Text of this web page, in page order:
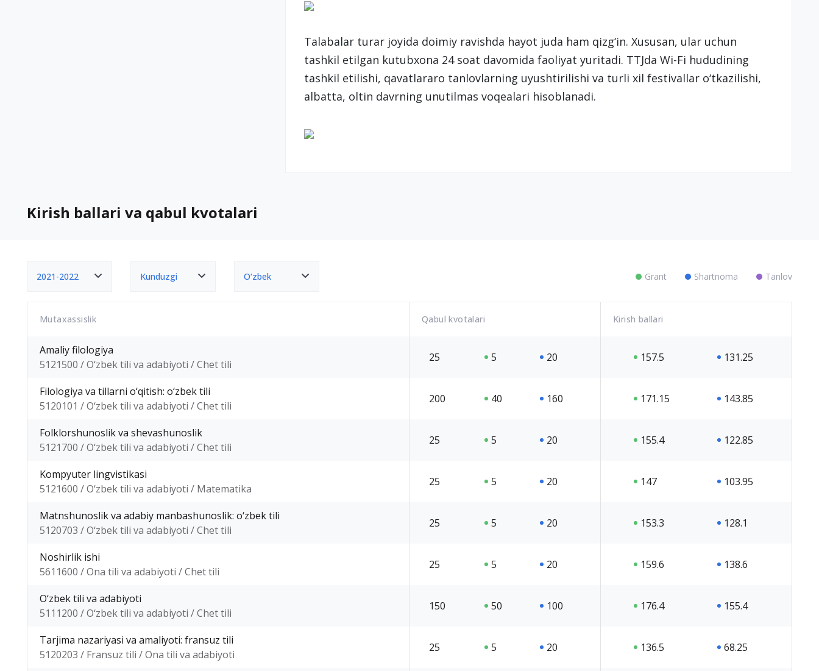
Talabalar turar joyida doimiy ravishda hayot juda ham qizg‘in. Xususan, ular uchun
tashkil etilgan kutubxona 24 soat davomida faoliyat yuritadi. TTJda Wi-Fi hududining
tashkil etilishi, qavatlararo tanlovlarning uyushtirilishi va turli xil festivallar o‘tkazilishi,
albatta, oltin davrning unutilmas voqealari hisoblanadi.
Kirish ballari va qabul kvotalari
2021-2022 Kunduzgi O‘zbek Grant Shartnoma Tanlov
Mutaxassislik Qabul kvotalari Kirish ballari
Amaliy filologiya
5121500 / O‘zbek tili va adabiyoti / Chet tili
25 5 20 157.5 131.25
Filologiya va tillarni o‘qitish: o‘zbek tili
5120101 / O‘zbek tili va adabiyoti / Chet tili
200 40 160 171.15 143.85
Folklorshunoslik va shevashunoslik
5121700 / O‘zbek tili va adabiyoti / Chet tili
25 5 20 155.4 122.85
Kompyuter lingvistikasi
5121600 / O‘zbek tili va adabiyoti / Matematika
25 5 20 147 103.95
Matnshunoslik va adabiy manbashunoslik: o‘zbek tili
5120703 / O‘zbek tili va adabiyoti / Chet tili
25 5 20 153.3 128.1
Noshirlik ishi
5611600 / Ona tili va adabiyoti / Chet tili
25 5 20 159.6 138.6
O‘zbek tili va adabiyoti
5111200 / O‘zbek tili va adabiyoti / Chet tili
150 50 100 176.4 155.4
Tarjima nazariyasi va amaliyoti: fransuz tili
5120203 / Fransuz tili / Ona tili va adabiyoti
25 5 20 136.5 68.25